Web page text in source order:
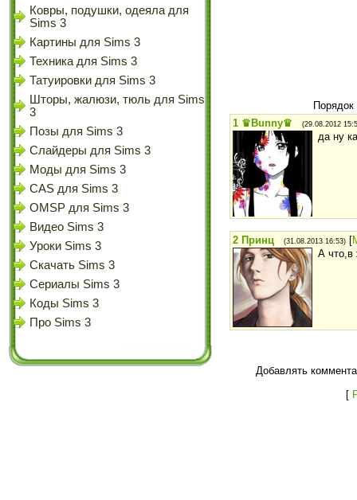
Ковры, подушки, одеяла для
Sims 3
Картины для Sims 3
Техника для Sims 3
Татуировки для Sims 3
Шторы, жалюзи, тюль для Sims
3
Позы для Sims 3
Слайдеры для Sims 3
Моды для Sims 3
CAS для Sims 3
OMSP для Sims 3
Видео Sims 3
Уроки Sims 3
Скачать Sims 3
Сериалы Sims 3
Коды Sims 3
Про Sims 3
1 ♛Bunny♛ (29.08.2012
да ну
2 Принц (31.08.2013 16:53) [
А что,в
Добавлять
[